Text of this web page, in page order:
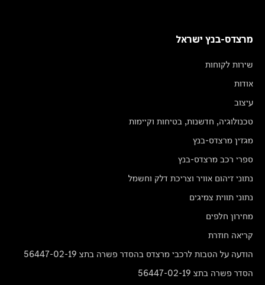
מרצדס-בנץ ישראל
שירות לקוחות
אודות
עיצוב
טכנולוגיה, חדשנות, בטיחות וקיימות
מגזין מרצדס-בנץ
ספרי רכב מרצדס-בנץ
נתוני זיהום אוויר וצריכת דלק וחשמל
נתוני תווית צמיגים
מחירון חלפים
קריאה חוזרת
הודעה על הטבות לרכבי מרצדס בהסדר פשרה בתצ 56447-02-19
הסדר פשרה בתצ 56447-02-19